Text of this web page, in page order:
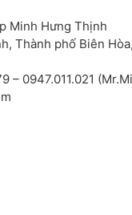
Minh Hưng Thịnh
Thành phố Biên
– 0947.011.021